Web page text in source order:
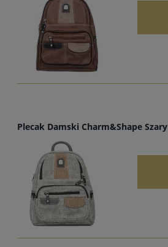
Plecak Damski Charm&Shape Szary